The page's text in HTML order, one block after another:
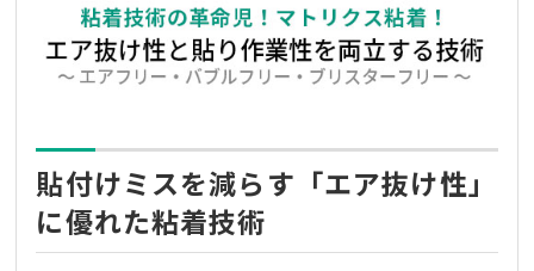
貼付けミスを減らす「エア抜け性」
に優れた粘着技術